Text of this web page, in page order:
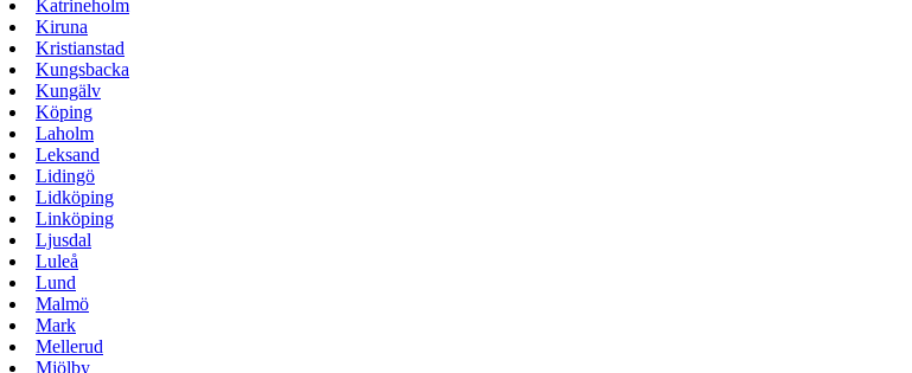
Katrineholm
Kiruna
Kristianstad
Kungsbacka
Kungälv
Köping
Laholm
Leksand
Lidingö
Lidköping
Linköping
Ljusdal
Luleå
Lund
Malmö
Mark
Mellerud
Mjölby